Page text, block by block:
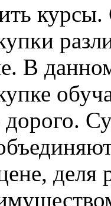
В
дорого.
деля